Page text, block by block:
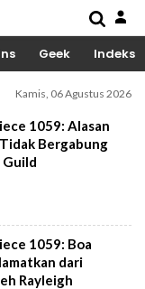
Geek Indeks
Kamis, 06 Agustus 2026
1059: Alasan
Bergabung
Guild
1059: Boa
dari
Rayleigh